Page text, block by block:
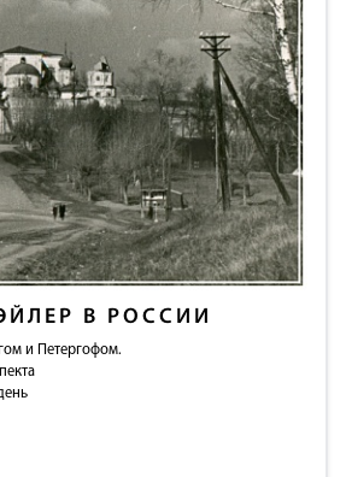
В РОССИИ
и Петергофом.